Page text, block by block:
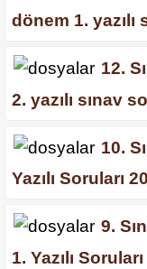
dönem 1. yazılı
12.
2. yazılı sınav
10.
Yazılı Soruları
9.
1. Yazılı Soruları